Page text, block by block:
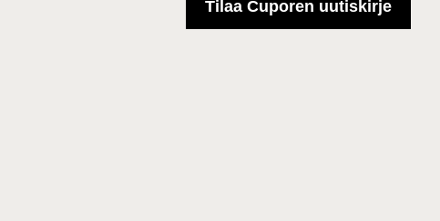
Tilaa Cuporen uutiskirje